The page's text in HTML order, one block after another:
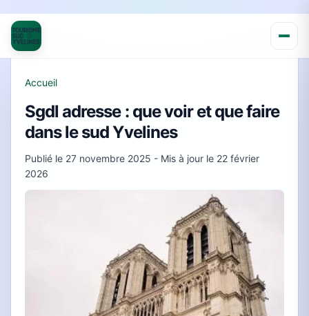
Accueil
Sgdl adresse : que voir et que faire
dans le sud Yvelines
Publié le 27 novembre 2025 - Mis à jour le 22 février
2026